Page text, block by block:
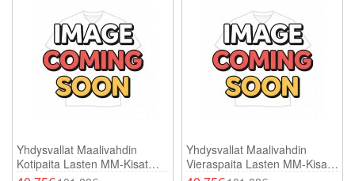
Yhdysvallat Maalivahdin
Kotipaita Lasten MM-Kisat
2026 Lyhythihainen (+
Yhdysvallat Maalivahdin
Vieraspaita Lasten MM-Kisat
2026 Lyhythihainen (+